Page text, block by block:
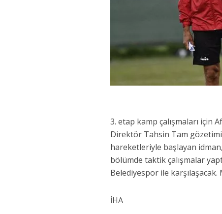
3. etap kamp çalışmaları için
Direktör Tahsin Tam
hareketleriyle başlayan
bölümde taktik çalışmalar
Belediyespor ile karşılaşacak.
İHA